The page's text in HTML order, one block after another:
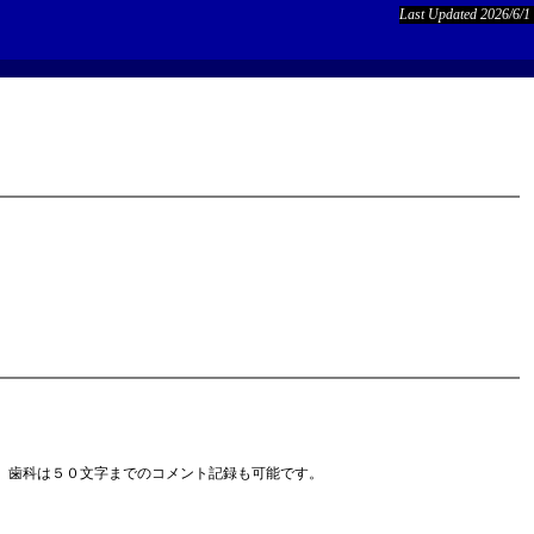
Last Updated 2026/6/1
科は５０文字までのコメント記録も可能です。